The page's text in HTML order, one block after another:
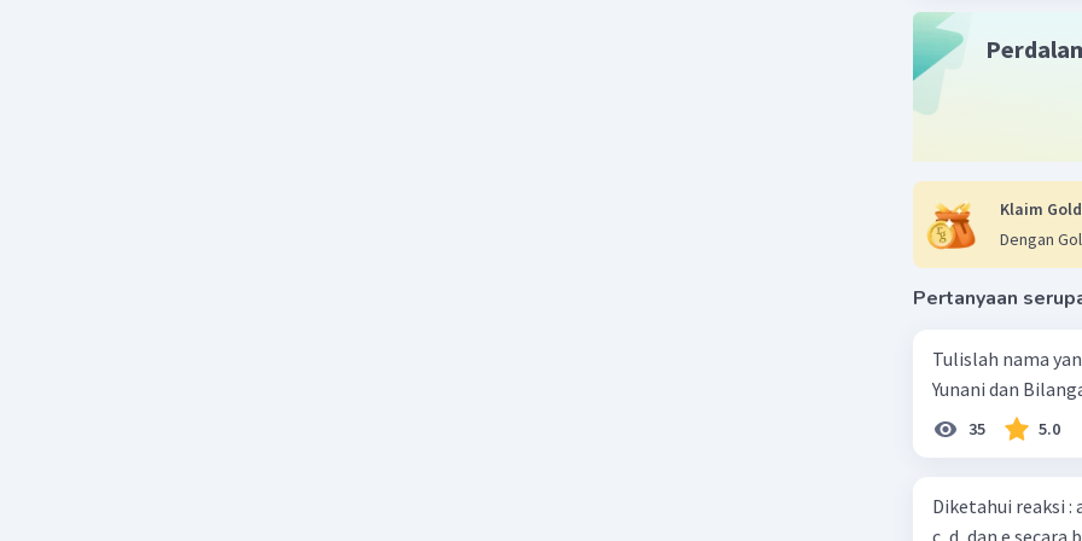
[H+] =
[H+] =
150
100
[H+] =
Jadi,
Beri
Klaim
Dengan
Pertanyaan
Tulislah nama
Yunani dan
35 5.0
Diketahui reaksi :
c, d, dan e